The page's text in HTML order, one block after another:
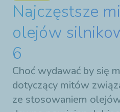
Najczęstsze
olejów
6
Choć wydawać by się
dotyczący mitów
ze stosowaniem